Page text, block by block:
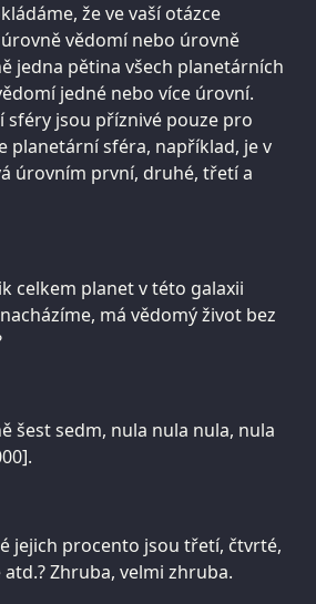
že ve vaší otázce
vědomí nebo úrovně
jedna pětina všech planetárních
jedné nebo více úrovní.
sféry jsou příznivé pouze pro
planetární sféra, například, je v
úrovním první, druhé, třetí a
celkem planet v této galaxii
má vědomý život bez
šest sedm, nula nula nula, nula
jejich procento jsou třetí, čtvrté,
Zhruba, velmi zhruba.